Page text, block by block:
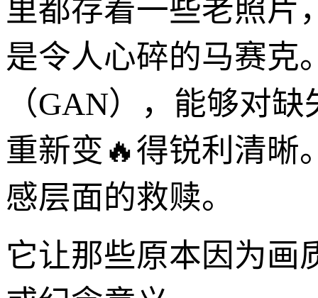
里都存着一些老照片
是令人心碎的马赛克
（GAN），能够对
重新变🔥得锐利清晰
感层面的救赎。
它让那些原本因为画